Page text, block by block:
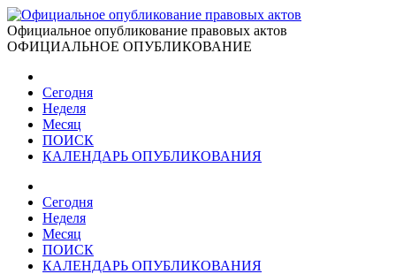
Официальное опубликование правовых актов
ОФИЦИАЛЬНОЕ ОПУБЛИКОВАНИЕ
Сегодня
Неделя
Месяц
ПОИСК
КАЛЕНДАРЬ ОПУБЛИКОВАНИЯ
Сегодня
Неделя
Месяц
ПОИСК
КАЛЕНДАРЬ ОПУБЛИКОВАНИЯ